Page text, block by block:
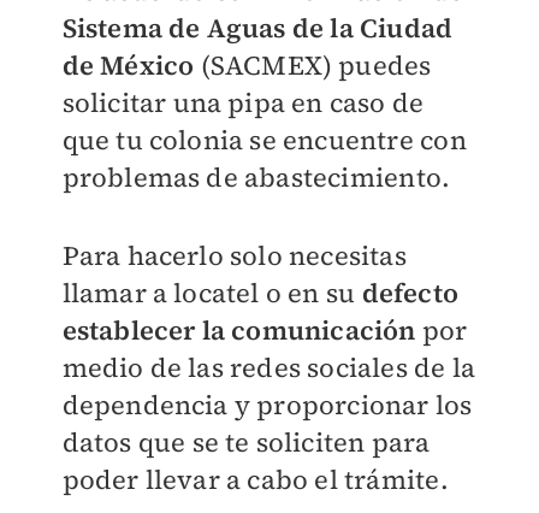
Sistema de Aguas de la Ciudad
de México (SACMEX) puedes
solicitar una pipa en caso de
que tu colonia se encuentre con
problemas de abastecimiento.
Para hacerlo solo necesitas
llamar a locatel o en su defecto
establecer la comunicación por
medio de las redes sociales de la
dependencia y proporcionar los
datos que se te soliciten para
poder llevar a cabo el trámite.